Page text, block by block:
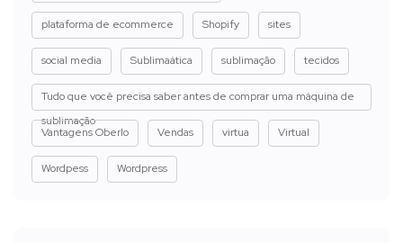
plataforma de ecommerce Shopify sites
social media Sublimaática sublimação tecidos
Tudo que você precisa saber antes de comprar uma máquina de
sublimação
Vantagens Oberlo
Vendas virtua Virtual
Wordpess Wordpress